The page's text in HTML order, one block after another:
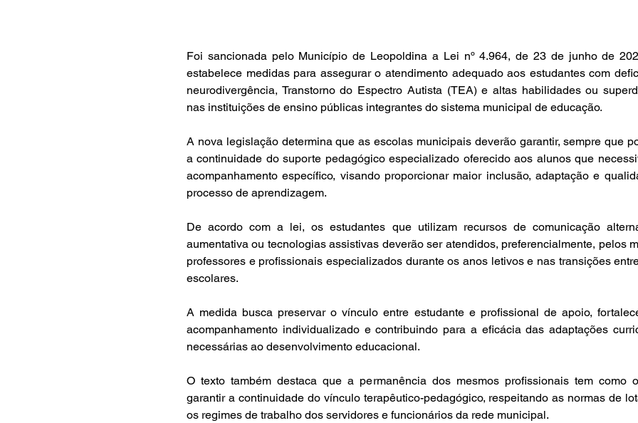
Foi sancionada pelo Município de Leopoldina a Lei nº 4.964, de 23 de junho de
estabelece medidas para assegurar o atendimento adequado aos estudantes com
neurodivergência, Transtorno do Espectro Autista (TEA) e altas habilidades ou
nas instituições de ensino públicas integrantes do sistema municipal de educação.
A nova legislação determina que as escolas municipais deverão garantir, sempre que
a continuidade do suporte pedagógico especializado oferecido aos alunos que
acompanhamento específico, visando proporcionar maior inclusão, adaptação e
processo de aprendizagem.
De acordo com a lei, os estudantes que utilizam recursos de comunicação
aumentativa ou tecnologias assistivas deverão ser atendidos, preferencialmente, pelos
professores e profissionais especializados durante os anos letivos e nas transições
escolares.
A medida busca preservar o vínculo entre estudante e profissional de apoio,
acompanhamento individualizado e contribuindo para a eficácia das adaptações
necessárias ao desenvolvimento educacional.
O texto também destaca que a permanência dos mesmos profissionais tem como
garantir a continuidade do vínculo terapêutico-pedagógico, respeitando as normas de
os regimes de trabalho dos servidores e funcionários da rede municipal.